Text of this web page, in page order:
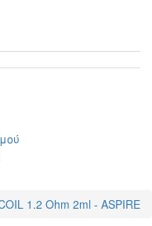
1.2 Ohm 2ml - ASPIRE